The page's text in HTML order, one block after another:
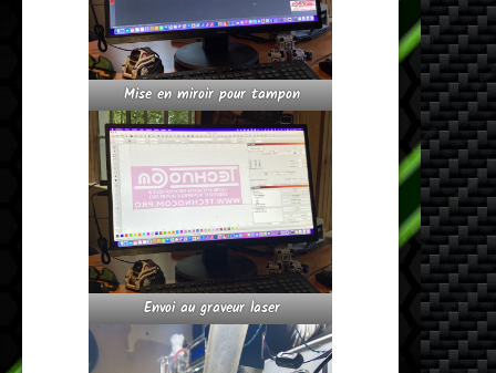
Mise en miroir pour tampon
Envoi au graveur laser